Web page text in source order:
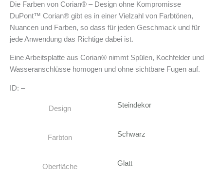
Die Farben von Corian® – Design ohne Kompromisse
DuPont™ Corian® gibt es in einer Vielzahl von Farbtönen,
Nuancen und Farben, so dass für jeden Geschmack und für
jede Anwendung das Richtige dabei ist.
Eine Arbeitsplatte aus Corian® nimmt Spülen, Kochfelder und
Wasseranschlüsse homogen und ohne sichtbare Fugen auf.
ID: –
Design Steindekor
Farbton Schwarz
Oberfläche Glatt